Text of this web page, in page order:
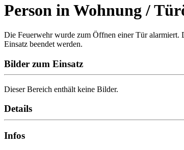
Person in Wohnung /
Die Feuerwehr wurde zum Öffnen einer Tür alarmiert.
Einsatz beendet werden.
Bilder zum Einsatz
Dieser Bereich enthält keine Bilder.
Details
Infos